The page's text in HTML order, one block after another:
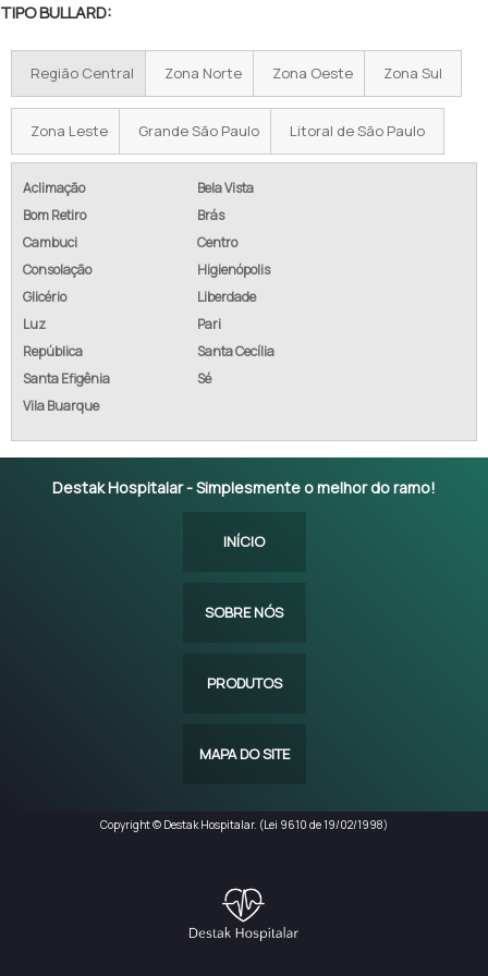
TIPO BULLARD:
Região Central Zona Norte Zona Oeste Zona Sul
Zona Leste Grande São Paulo Litoral de São Paulo
Aclimação
Bela Vista
Bom Retiro
Brás
Cambuci
Centro
Consolação
Higienópolis
Glicério
Liberdade
Luz
Pari
República
Santa Cecília
Santa Efigênia
Sé
Vila Buarque
Destak Hospitalar - Simplesmente o melhor do ramo!
INÍCIO
SOBRE NÓS
PRODUTOS
MAPA DO SITE
Copyright © Destak Hospitalar. (Lei 9610 de 19/02/1998)